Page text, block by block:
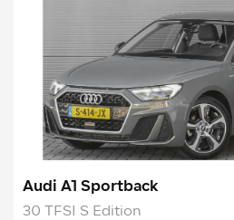
Audi A1 Sportback
30 TFSI S Edition